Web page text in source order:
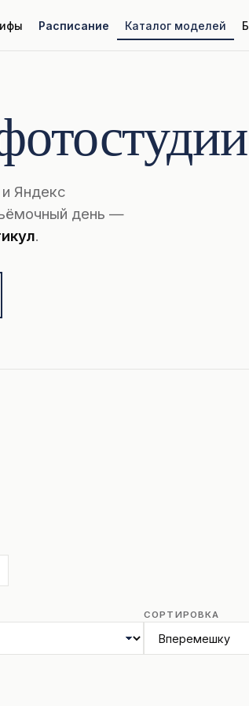
Расписание Каталог моделей
Яндекс
день —
.
СОРТИРОВКА